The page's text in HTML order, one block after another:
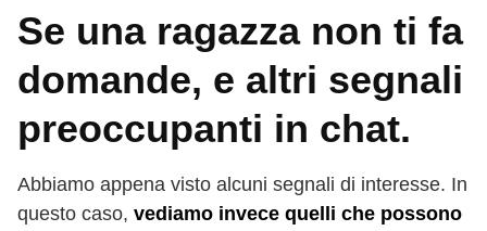
Se una ragazza non ti fa
domande, e altri segnali
preoccupanti in chat.
Abbiamo appena visto alcuni segnali di interesse. In
questo caso, vediamo invece quelli che possono